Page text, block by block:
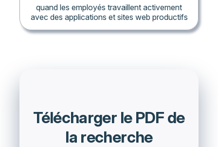
quand les employés travaillent activement
avec des applications et sites web productifs
Télécharger le PDF de
la recherche